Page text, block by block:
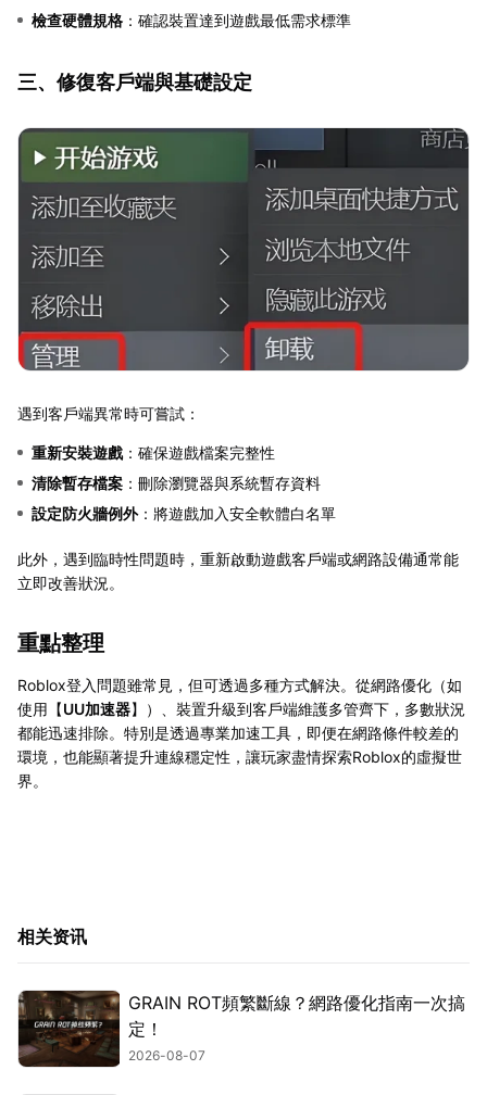
檢查硬體規格 ：確認裝置達到遊戲最低需求標準
三、修復客戶端與基礎設定
遇到客戶端異常時可嘗試：
重新安裝遊戲：確保遊戲檔案完整性
清除暫存檔案 ：刪除瀏覽器與系統暫存資料
設定防火牆例外：將遊戲加入安全軟體白名單
此外，遇到臨時性問題時，重新啟動遊戲客戶端或網路設備通常能
立即改善狀況。
重點整理
Roblox登入問題雖常見，但可透過多種方式解決。從網路優化（如
使用【UU加速器】）、裝置升級到客戶端維護多管齊下，多數狀況
都能迅速排除。特別是透過專業加速工具，即便在網路條件較差的
環境，也能顯著提升連線穩定性，讓玩家盡情探索Roblox的虛擬世
界。
相关资讯
GRAIN ROT頻繁斷線？網路優化指南一次搞
定！
2026-08-07